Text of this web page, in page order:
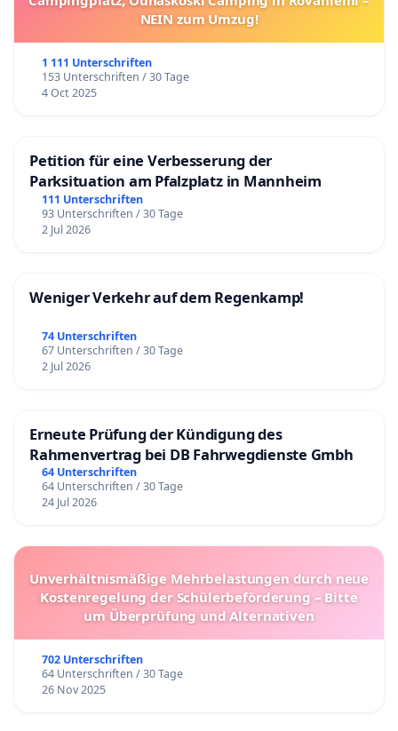
NEIN zum Umzug!
1 111 Unterschriften
153 Unterschriften / 30 Tage
4 Oct 2025
Petition für eine Verbesserung der
Parksituation am Pfalzplatz in Mannheim
111 Unterschriften
93 Unterschriften / 30 Tage
2 Jul 2026
Weniger Verkehr auf dem Regenkamp!
74 Unterschriften
67 Unterschriften / 30 Tage
2 Jul 2026
Erneute Prüfung der Kündigung des
Rahmenvertrag bei DB Fahrwegdienste Gmbh
64 Unterschriften
64 Unterschriften / 30 Tage
24 Jul 2026
Unverhältnismäßige Mehrbelastungen durch neue
Kostenregelung der Schülerbeförderung – Bitte
um Überprüfung und Alternativen
702 Unterschriften
64 Unterschriften / 30 Tage
26 Nov 2025